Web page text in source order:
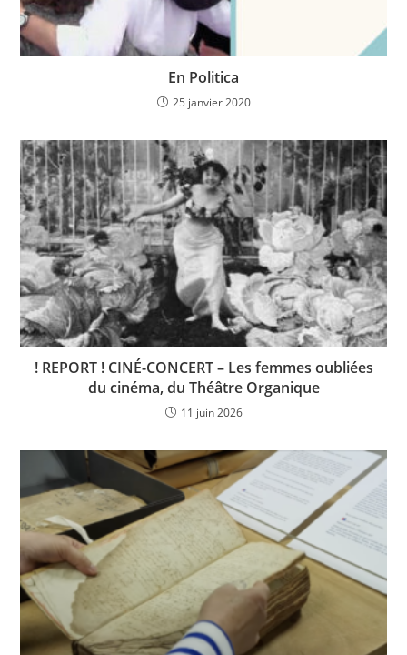
En Politica
25 janvier 2020
! REPORT ! CINÉ-CONCERT – Les femmes oubliées
du cinéma, du Théâtre Organique
11 juin 2026